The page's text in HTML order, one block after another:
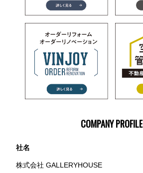
COMPANY PROFILE
社名
株式会社 GALLERYHOUSE